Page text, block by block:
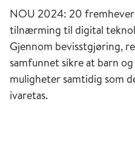
NOU 2024: 20
tilnærming til digital
Gjennom bevisstgjøring,
samfunnet sikre at barn
muligheter samtidig som
ivaretas.